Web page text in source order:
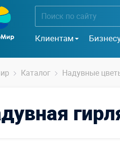
Клиентам
Каталог Надувные